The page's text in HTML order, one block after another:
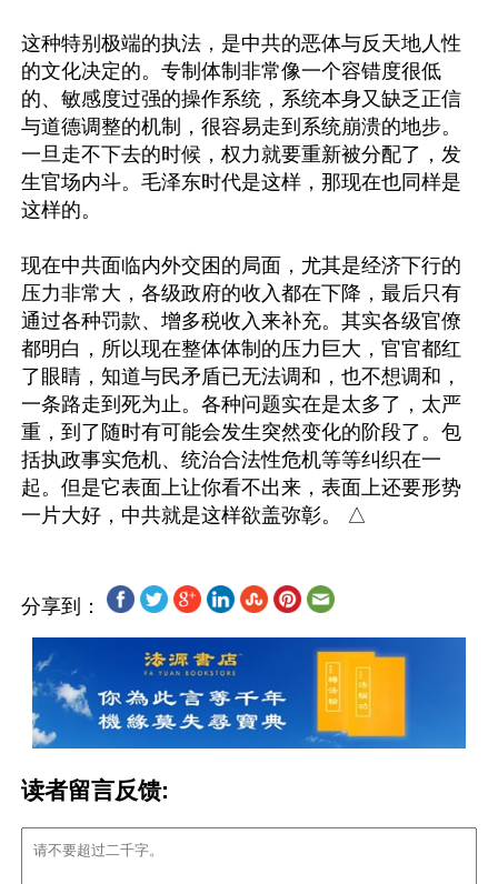
这种特别极端的执法，是中共的恶体与反天地人性
的文化决定的。专制体制非常像一个容错度很低
的、敏感度过强的操作系统，系统本身又缺乏正信
与道德调整的机制，很容易走到系统崩溃的地步。
一旦走不下去的时候，权力就要重新被分配了，发
生官场内斗。毛泽东时代是这样，那现在也同样是
这样的。
现在中共面临内外交困的局面，尤其是经济下行的
压力非常大，各级政府的收入都在下降，最后只有
通过各种罚款、增多税收入来补充。其实各级官僚
都明白，所以现在整体体制的压力巨大，官官都红
了眼睛，知道与民矛盾已无法调和，也不想调和，
一条路走到死为止。各种问题实在是太多了，太严
重，到了随时有可能会发生突然变化的阶段了。包
括执政事实危机、统治合法性危机等等纠织在一
起。但是它表面上让你看不出来，表面上还要形势
分享到：
读者留言反馈: